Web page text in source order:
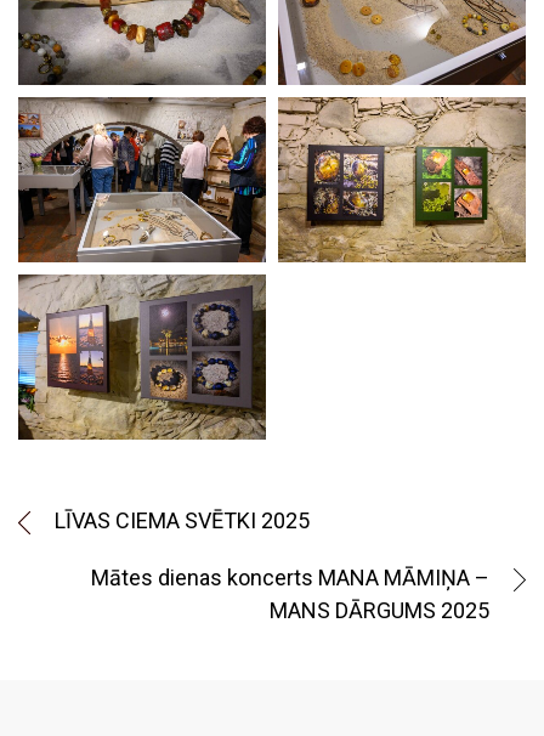
LĪVAS CIEMA SVĒTKI 2025
Mātes dienas koncerts MANA MĀMIŅA –
MANS DĀRGUMS 2025